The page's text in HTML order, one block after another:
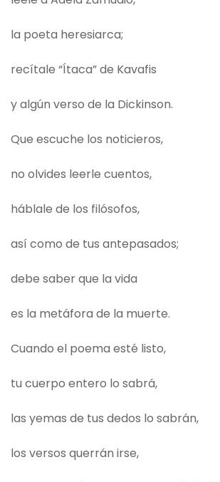
la poeta heresiarca;
recítale “Ítaca” de Kavafis
y algún verso de la Dickinson.
Que escuche los noticieros,
no olvides leerle cuentos,
háblale de los filósofos,
así como de tus antepasados;
debe saber que la vida
es la metáfora de la muerte.
Cuando el poema esté listo,
tu cuerpo entero lo sabrá,
las yemas de tus dedos lo sabrán,
los versos querrán irse,